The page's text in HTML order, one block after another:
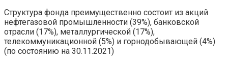
Структура фонда преимущественно состоит из акций
нефтегазовой промышленности (39%), банковской
отрасли (17%), металлургической (17%),
телекоммуникационной (5%) и горнодобывающей (4%)
(по состоянию на 30.11.2021)